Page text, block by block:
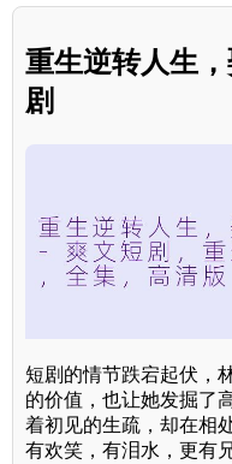
重生逆转人生
剧
短剧的情节跌宕起伏，
的价值，也让她发掘了
着初见的生疏，却在相
有欢笑，有泪水，更有